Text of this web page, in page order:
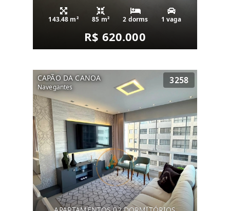
143.48 m² 85 m² 2 dorms 1 vaga
R$ 620.000
CAPÃO DA CANOA
Navegantes
3258